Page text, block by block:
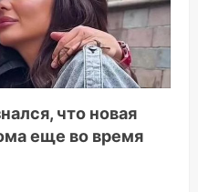
что новая
еще во время